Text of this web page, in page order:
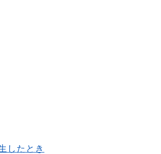
したとき